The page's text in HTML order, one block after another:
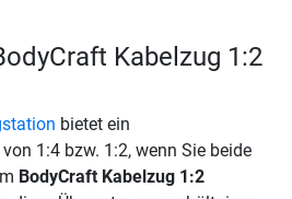
Kabelzug 1:2
bietet ein
1:4 bzw. 1:2, wenn Sie beide
BodyCraft Kabelzug 1:2